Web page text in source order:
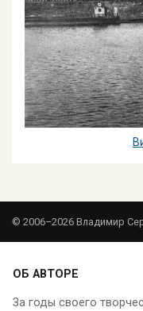
© 2006–2026 Владимир
ОБ АВТОРЕ
За годы своего